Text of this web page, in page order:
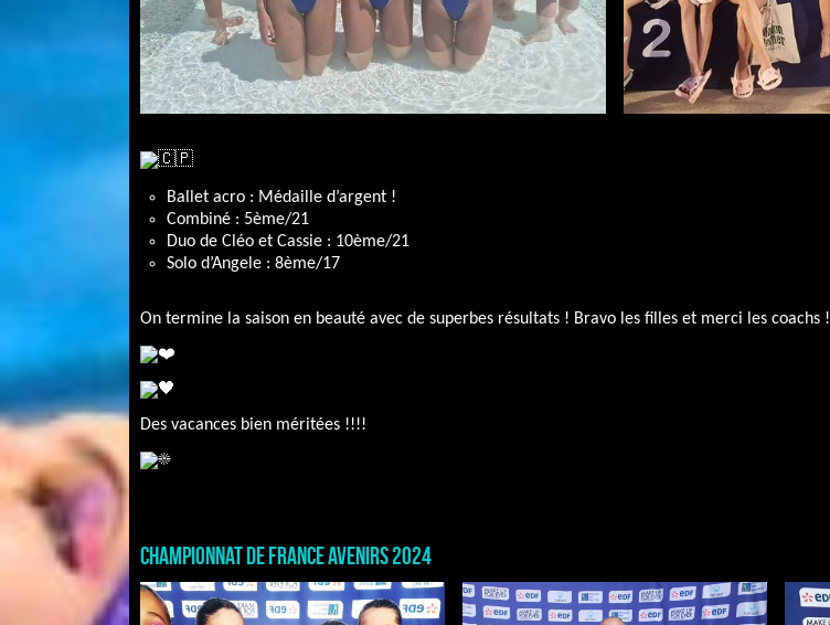
Ballet acro : Médaille d’argent !
Combiné : 5ème/21
Duo de Cléo et Cassie : 10ème/21
Solo d’Angele : 8ème/17
On termine la saison en beauté avec de superbes résultats ! Bravo les filles et merci les coachs !
Des vacances bien méritées !!!!
CHAMPIONNAT DE FRANCE AVENIRS 2024